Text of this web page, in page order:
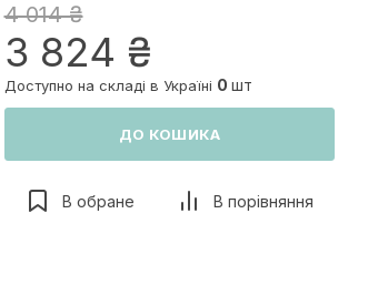
4 014 ₴
3 824 ₴
Доступно на складі в Україні 0 шт
ДО КОШИКА
В обране В порівняння